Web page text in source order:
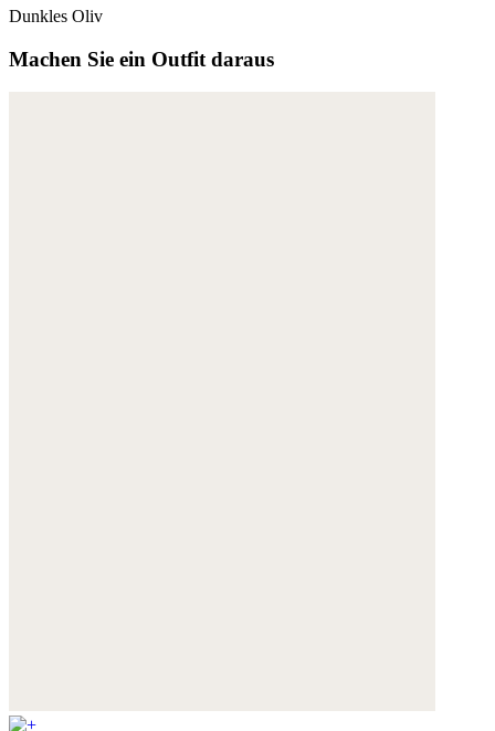
Dunkles Oliv
Machen Sie ein Outfit daraus